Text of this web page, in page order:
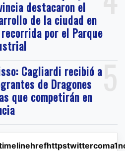
destacaron el
de la ciudad en
por el Parque
5
Cagliardi recibió a
de Dragones
que competirán en